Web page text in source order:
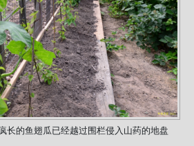
长的鱼翅瓜已经越过围栏侵入山药的地盘